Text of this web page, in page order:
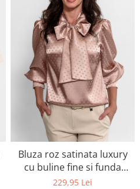
Bluza roz satinata luxury
cu buline fine si funda
eleganta la gat
229,95 Lei